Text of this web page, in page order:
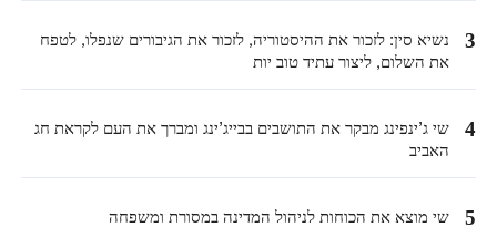
3
נשיא סין: לזכור את ההיסטוריה, לזכור את הגיבורים שנפלו, לטפח
את השלום, ליצור עתיד טוב יות
4
שי ג’ינפינג מבקר את התושבים בבייג’ינג ומברך את העם לקראת חג
האביב
5 שי מוצא את הכוחות לניהול המדינה במסורת ומשפחה